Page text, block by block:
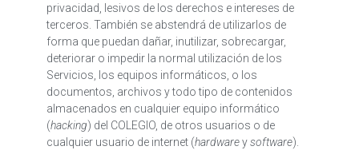
privacidad, lesivos de los derechos e intereses de
terceros. También se abstendrá de utilizarlos de
forma que puedan dañar, inutilizar, sobrecargar,
deteriorar o impedir la normal utilización de los
Servicios, los equipos informáticos, o los
documentos, archivos y todo tipo de contenidos
almacenados en cualquier equipo informático
(hacking) del COLEGIO, de otros usuarios o de
cualquier usuario de internet (hardwareysoftware).